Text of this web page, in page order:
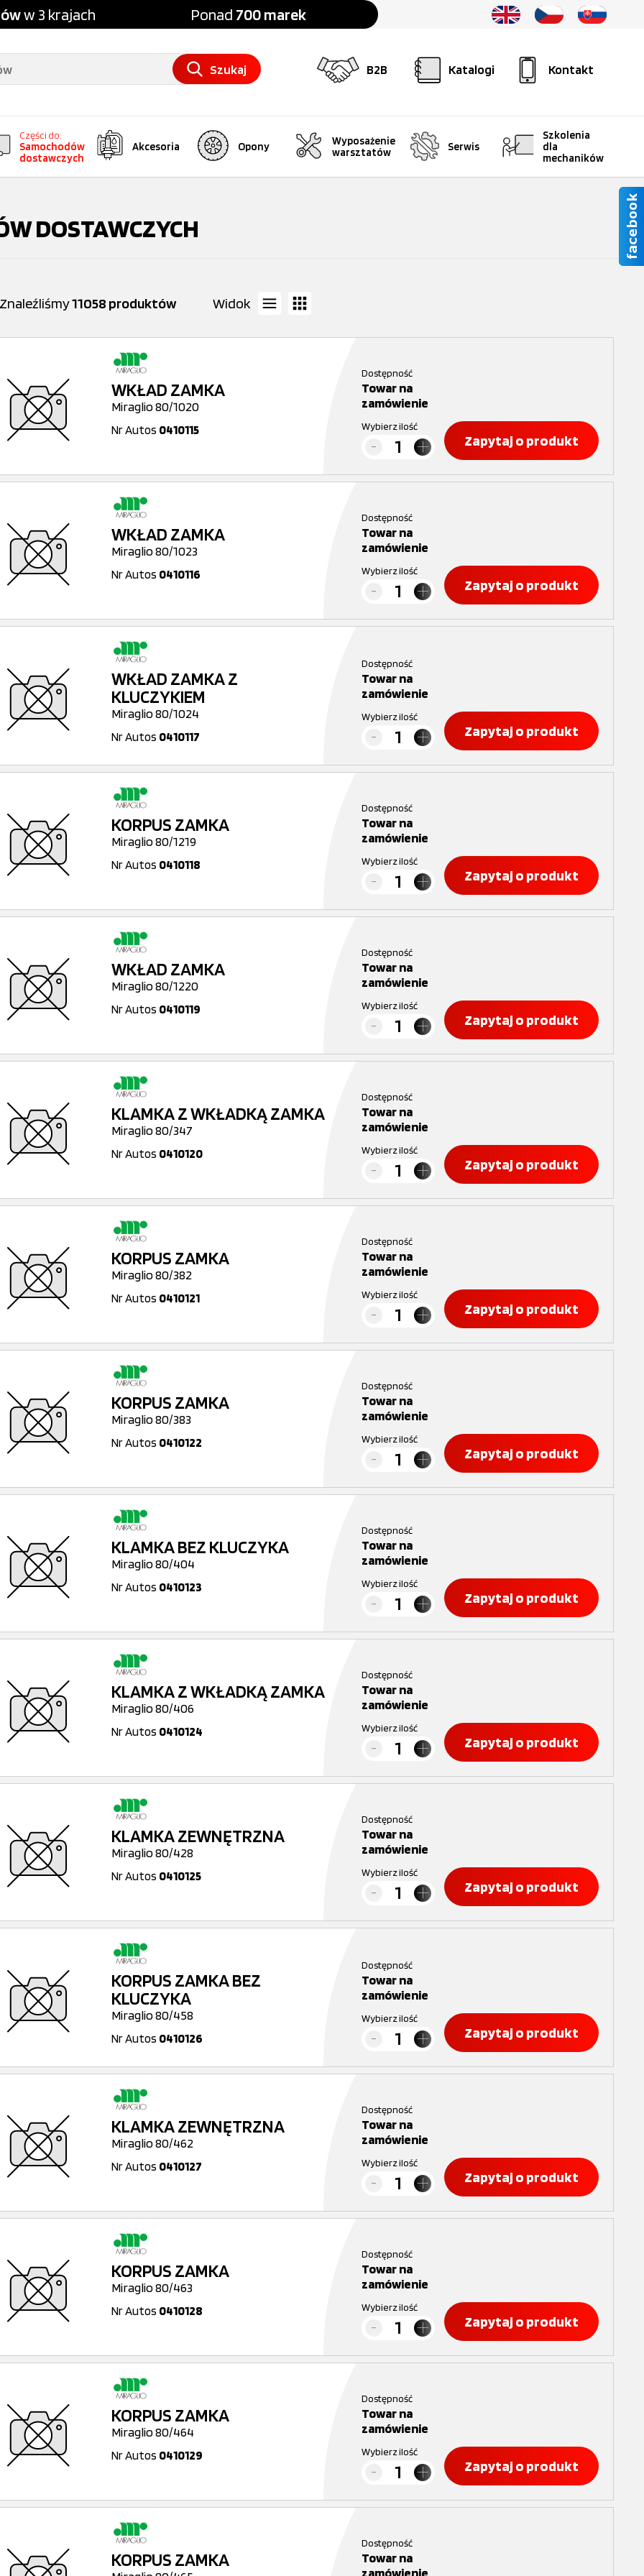
w 3 krajach Ponad 700 marek
B2B Katalogi Kontakt
Szukaj
Części do:
Samochodów
dostawczych
Akcesoria Opony
Wyposażenie
warsztatów
Serwis
Szkolenia
dla
mechaników
DOSTAWCZYCH
Znaleźliśmy11058 produktów Widok
WKŁAD ZAMKA
Miraglio 80/1020
Nr Autos 0410115
Dostępność
Towar na
zamówienie
Wybierz ilość
Zapytaj o produkt
WKŁAD ZAMKA
Miraglio 80/1023
Nr Autos 0410116
Dostępność
Towar na
zamówienie
Wybierz ilość
Zapytaj o produkt
WKŁAD ZAMKA Z
KLUCZYKIEM
Miraglio 80/1024
Nr Autos 0410117
Dostępność
Towar na
zamówienie
Wybierz ilość
Zapytaj o produkt
KORPUS ZAMKA
Miraglio 80/1219
Nr Autos 0410118
Dostępność
Towar na
zamówienie
Wybierz ilość
Zapytaj o produkt
WKŁAD ZAMKA
Miraglio 80/1220
Nr Autos 0410119
Dostępność
Towar na
zamówienie
Wybierz ilość
Zapytaj o produkt
KLAMKA Z WKŁADKĄ ZAMKA
Miraglio 80/347
Nr Autos 0410120
Dostępność
Towar na
zamówienie
Wybierz ilość
Zapytaj o produkt
KORPUS ZAMKA
Miraglio 80/382
Nr Autos 0410121
Dostępność
Towar na
zamówienie
Wybierz ilość
Zapytaj o produkt
KORPUS ZAMKA
Miraglio 80/383
Nr Autos 0410122
Dostępność
Towar na
zamówienie
Wybierz ilość
Zapytaj o produkt
KLAMKA BEZ KLUCZYKA
Miraglio 80/404
Nr Autos 0410123
Dostępność
Towar na
zamówienie
Wybierz ilość
Zapytaj o produkt
KLAMKA Z WKŁADKĄ ZAMKA
Miraglio 80/406
Nr Autos 0410124
Dostępność
Towar na
zamówienie
Wybierz ilość
Zapytaj o produkt
KLAMKA ZEWNĘTRZNA
Miraglio 80/428
Nr Autos 0410125
Dostępność
Towar na
zamówienie
Wybierz ilość
Zapytaj o produkt
KORPUS ZAMKA BEZ
KLUCZYKA
Miraglio 80/458
Nr Autos 0410126
Dostępność
Towar na
zamówienie
Wybierz ilość
Zapytaj o produkt
KLAMKA ZEWNĘTRZNA
Miraglio 80/462
Nr Autos 0410127
Dostępność
Towar na
zamówienie
Wybierz ilość
Zapytaj o produkt
KORPUS ZAMKA
Miraglio 80/463
Nr Autos 0410128
Dostępność
Towar na
zamówienie
Wybierz ilość
Zapytaj o produkt
KORPUS ZAMKA
Miraglio 80/464
Nr Autos 0410129
Dostępność
Towar na
zamówienie
Wybierz ilość
Zapytaj o produkt
KORPUS ZAMKA
Dostępność
Towar na
zamówienie